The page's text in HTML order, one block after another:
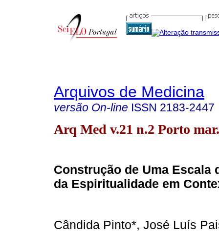
Arquivos de Medicina
versão On-line ISSN 2183-2447
Arq Med v.21 n.2 Porto
Construção de Uma Escala
da Espiritualidade em
Cândida Pinto*, José Luís